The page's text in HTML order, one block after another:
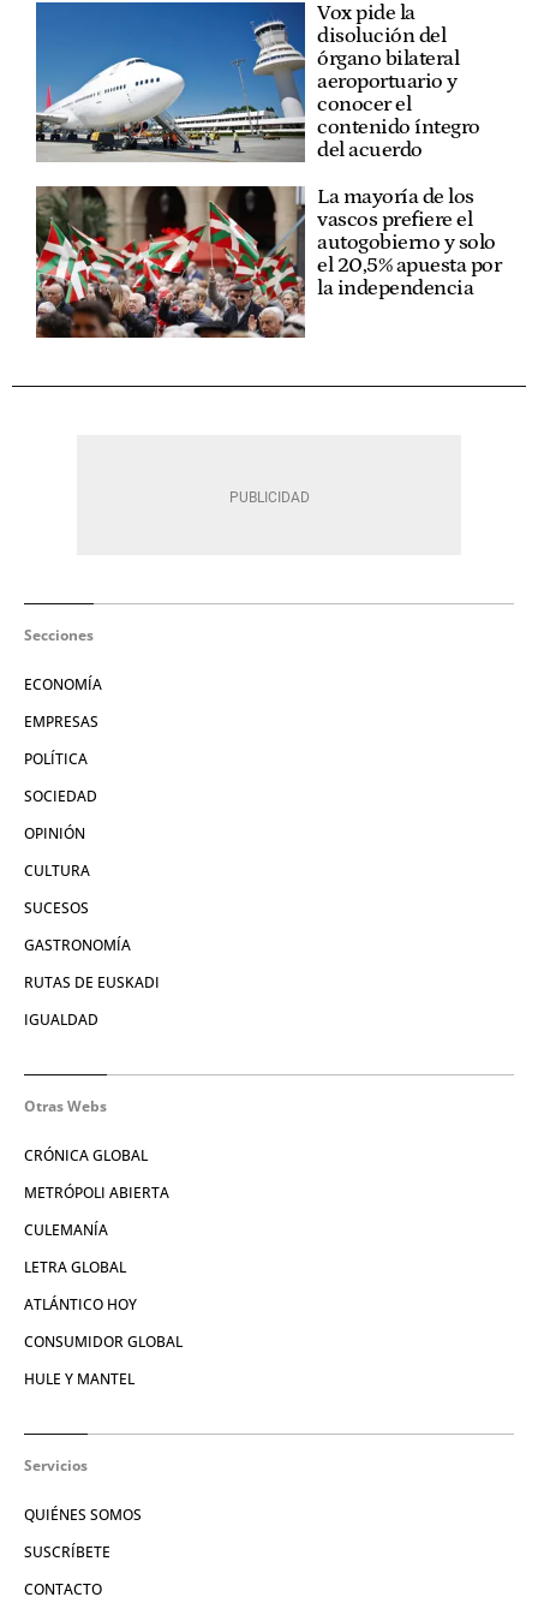
Vox pide la
disolución del
órgano bilateral
aeroportuario y
conocer el
contenido íntegro
del acuerdo
La mayoría de los
vascos prefiere el
autogobierno y solo
el 20,5% apuesta por
la independencia
Secciones
ECONOMÍA
EMPRESAS
POLÍTICA
SOCIEDAD
OPINIÓN
CULTURA
SUCESOS
GASTRONOMÍA
RUTAS DE EUSKADI
IGUALDAD
Otras Webs
CRÓNICA GLOBAL
METRÓPOLI ABIERTA
CULEMANÍA
LETRA GLOBAL
ATLÁNTICO HOY
CONSUMIDOR GLOBAL
HULE Y MANTEL
Servicios
QUIÉNES SOMOS
SUSCRÍBETE
CONTACTO